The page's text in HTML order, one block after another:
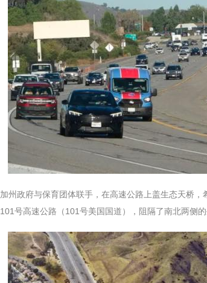
加州政府与保育团体联手，在高速公路上盖生态天桥
101号高速公路（101号美国国道），阻隔了南北两侧